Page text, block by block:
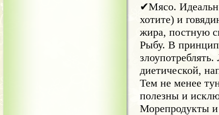
✔Мясо.
хотите) и
жира, постную
Рыбу. В
диетической,
Тем не менее
полезны и
Морепродукты и